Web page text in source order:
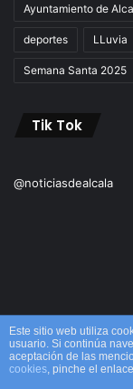
Ayuntamiento de
deportes LLuvia
Semana Santa 2025
Tik Tok
@noticiasdealcala
© Copyright
Este sitio web utiliza
usuario. Si continúa
aceptación de las
cookies, pinche el